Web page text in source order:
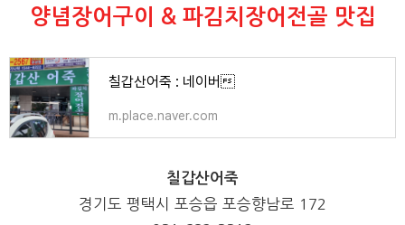
양념장어구이 & 파김치장어전골 맛집
칠갑산어죽 : 네이버
m.place.naver.com
칠갑산어죽
경기도 평택시 포승읍 포승향남로 172